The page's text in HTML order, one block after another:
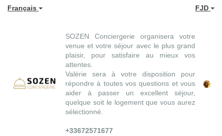
Français FJD
SOZEN Conciergerie organisera votre
venue et votre séjour avec le plus grand
plaisir, pour satisfaire au mieux vos
attentes.
Valérie sera à votre disposition pour
répondre à toutes vos questions et vous
aider à passer un excellent séjour,
quelque soit le logement que vous aurez
sélectionné.
+33672571677